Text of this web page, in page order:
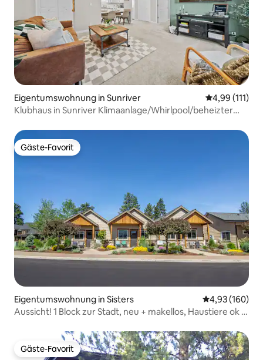
Eigentumswohnung in Sunriver
4,99 (111)
Klubhaus in Sunriver Klimaanlage/Whirlpool/beheizter
Gäste-Favorit
Gäste-Favorit
Eigentumswohnung in Sisters
4,93 (160)
Aussicht! 1 Block zur Stadt, neu + makellos, Haustiere ok –
Gäste-Favorit
Gäste-Favorit